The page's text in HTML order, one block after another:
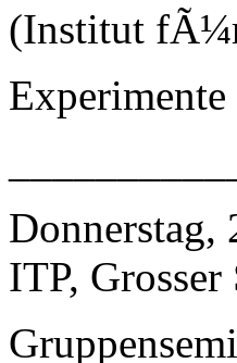
(Institut
Donnerstag,
ITP, Grosser